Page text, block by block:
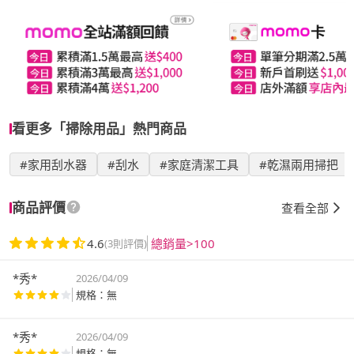
看更多「掃除用品」熱門商品
#家用刮水器 #刮水 #家庭清潔工具 #乾濕兩用掃把
商品評價 查看全部
4.6(3則評價) 總銷量>100
*秀*
2026/04/09
規格：無
*秀*
2026/04/09